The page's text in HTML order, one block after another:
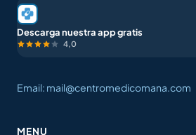
Descarga nuestra app gratis
4,0
Email: mail@centromedicomana.com
MENU